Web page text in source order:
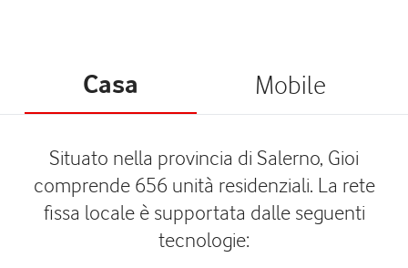
Casa Mobile
Situato nella provincia di Salerno, Gioi
comprende 656 unità residenziali. La rete
fissa locale è supportata dalle seguenti
tecnologie: